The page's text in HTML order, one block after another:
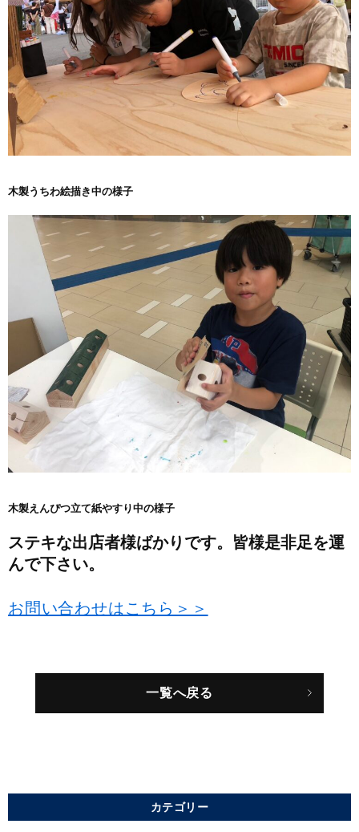
木製うちわ絵描き中の様子
木製えんぴつ立て紙やすり中の様子
ステキな出店者様ばかりです。皆様是非足を運
んで下さい。
お問い合わせはこちら＞＞
一覧へ戻る
カテゴリー